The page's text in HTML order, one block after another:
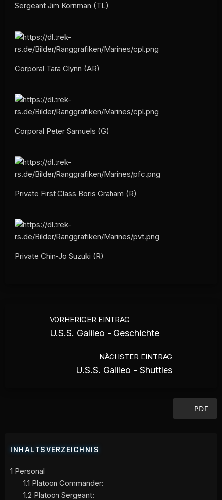
Sergeant Jim Kornman (TL)
Corporal Tara Clynn (AR)
Corporal Peter Samuels (G)
Private First Class Boris Graham (R)
Private Chin-Jo Suzuki (R)
VORHERIGER EINTRAG
U.S.S. Galileo - Geschichte
NÄCHSTER EINTRAG
U.S.S. Galileo - Shuttles
PDF
INHALTSVERZEICHNIS
1 Personal
1.1 Platoon Commander:
1.2 Platoon Sergeant: